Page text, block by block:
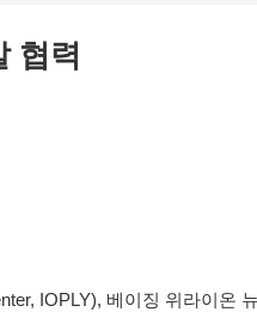
협력
IOPLY), 베이징 위라이온